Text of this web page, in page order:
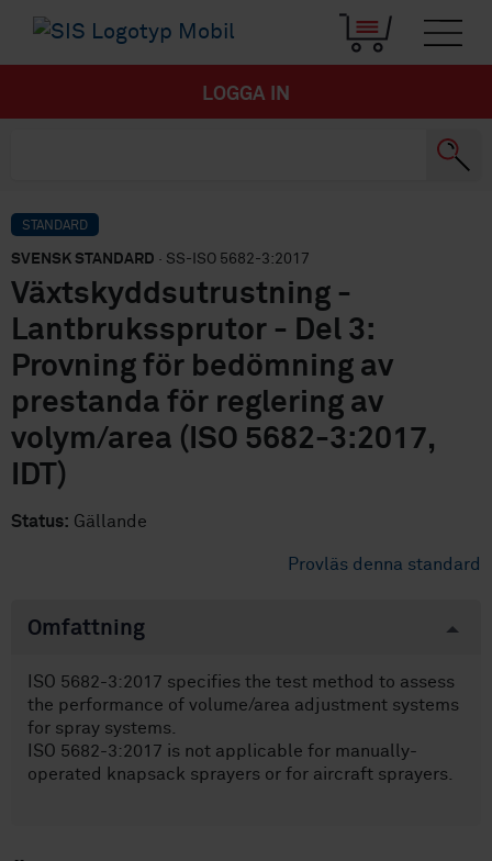
LOGGA IN
STANDARD
SVENSK STANDARD · SS-ISO 5682-3:2017
Växtskyddsutrustning -
Lantbrukssprutor - Del 3:
Provning för bedömning av
prestanda för reglering av
volym/area (ISO 5682-3:2017,
IDT)
Status: Gällande
Provläs denna standard
Omfattning
ISO 5682-3:2017 specifies the test method to assess
the performance of volume/area adjustment systems
for spray systems.
ISO 5682-3:2017 is not applicable for manually-
operated knapsack sprayers or for aircraft sprayers.